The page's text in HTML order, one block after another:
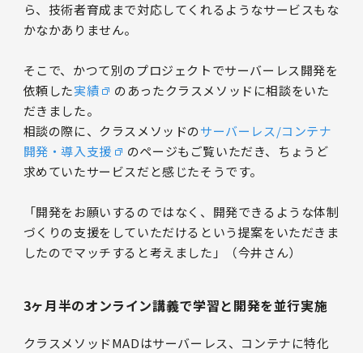
ら、技術者育成まで対応してくれるようなサービスもな
かなかありません。
そこで、かつて別のプロジェクトでサーバーレス開発を
依頼した実績
のあったクラスメソッドに相談をいた
だきました。
相談の際に、クラスメソッドのサーバーレス/コンテナ
開発・導入支援
のページもご覧いただき、ちょうど
求めていたサービスだと感じたそうです。
「開発をお願いするのではなく、開発できるような体制
づくりの支援をしていただけるという提案をいただきま
したのでマッチすると考えました」（今井さん）
3ヶ月半のオンライン講義で学習と開発を並行実施
クラスメソッドMADはサーバーレス、コンテナに特化